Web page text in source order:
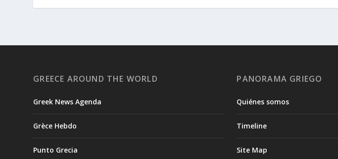
GREECE AROUND THE WORLD
Greek News Agenda
Grèce Hebdo
Punto Grecia
PANORAMA GRIEGO
Quiénes somos
Timeline
Site Map